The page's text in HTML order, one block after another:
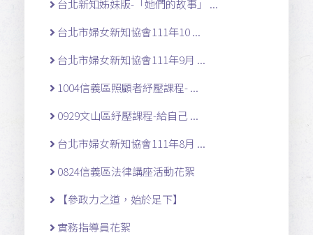
台北新知姊妹版-「她們的故事」 ...
台北市婦女新知協會111年10 ...
台北市婦女新知協會111年9月 ...
1004信義區照顧者紓壓課程- ...
0929文山區紓壓課程-給自己 ...
台北市婦女新知協會111年8月 ...
0824信義區法律講座活動花絮
【參政力之道，始於足下】
實務指導員花絮